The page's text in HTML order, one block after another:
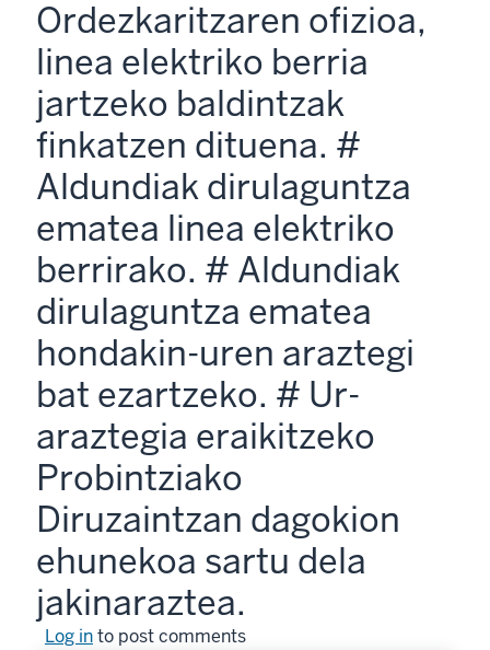
Ordezkaritzaren ofizioa,
linea elektriko berria
jartzeko baldintzak
finkatzen dituena. #
Aldundiak dirulaguntza
ematea linea elektriko
berrirako. # Aldundiak
dirulaguntza ematea
hondakin-uren araztegi
bat ezartzeko. # Ur-
araztegia eraikitzeko
Probintziako
Diruzaintzan dagokion
ehunekoa sartu dela
jakinaraztea.
Log into post comments